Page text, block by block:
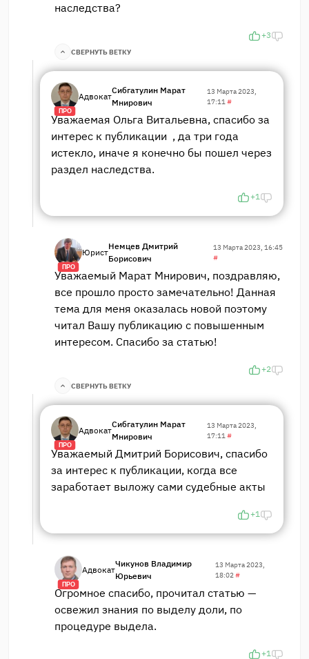
наследства?
+3
СВЕРНУТЬ ВЕТКУ
ПРО
Адвокат
Сибгатулин Марат
Мнирович
13 Марта 2023,
17:11#
Уважаемая Ольга Витальевна, спасибо за
интерес к публикации , да три года
истекло, иначе я конечно бы пошел через
раздел наследства.
+1
ПРО
Юрист
Немцев Дмитрий
Борисович
13 Марта 2023, 16:45
#
Уважаемый Марат Мнирович, поздравляю,
все прошло просто замечательно! Данная
тема для меня оказалась новой поэтому
читал Вашу публикацию с повышенным
интересом. Спасибо за статью!
+2
СВЕРНУТЬ ВЕТКУ
ПРО
Адвокат
Сибгатулин Марат
Мнирович
13 Марта 2023,
17:11#
Уважаемый Дмитрий Борисович, спасибо
за интерес к публикации, когда все
заработает выложу сами судебные акты
+1
ПРО
Адвокат
Чикунов Владимир
Юрьевич
13 Марта 2023,
18:02#
Огромное спасибо, прочитал статью —
освежил знания по выделу доли, по
процедуре выдела.
+1